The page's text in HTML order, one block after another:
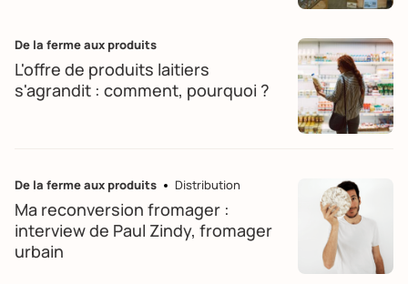
De la ferme aux produits
L'offre de produits laitiers
s'agrandit : comment, pourquoi ?
De la ferme aux produits Distribution
Ma reconversion fromager :
interview de Paul Zindy, fromager
urbain